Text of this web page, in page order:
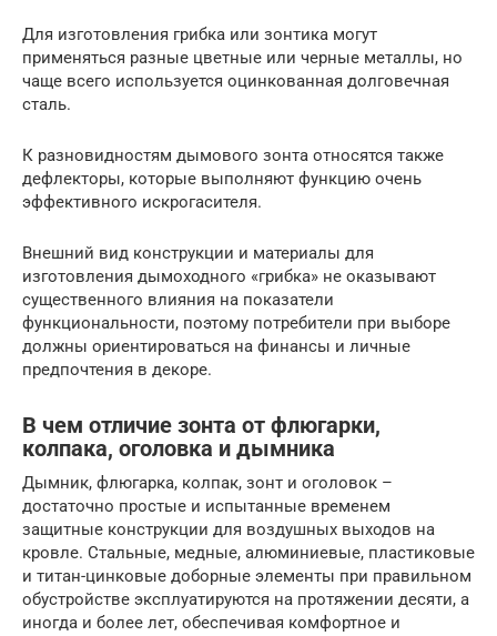
Для изготовления грибка или зонтика могут
применяться разные цветные или черные металлы, но
чаще всего используется оцинкованная долговечная
сталь.
К разновидностям дымового зонта относятся также
дефлекторы, которые выполняют функцию очень
эффективного искрогасителя.
Внешний вид конструкции и материалы для
изготовления дымоходного «грибка» не оказывают
существенного влияния на показатели
функциональности, поэтому потребители при выборе
должны ориентироваться на финансы и личные
предпочтения в декоре.
В чем отличие зонта от флюгарки,
колпака, оголовка и дымника
Дымник, флюгарка, колпак, зонт и оголовок –
достаточно простые и испытанные временем
защитные конструкции для воздушных выходов на
кровле. Стальные, медные, алюминиевые, пластиковые
и титан-цинковые доборные элементы при правильном
обустройстве эксплуатируются на протяжении десяти, а
иногда и более лет, обеспечивая комфортное и